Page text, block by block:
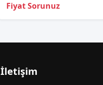
Fiyat Sorunuz
İletişim